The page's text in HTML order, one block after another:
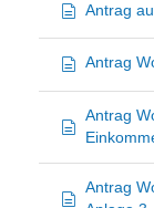
Antrag
Antrag
Antrag
Antrag